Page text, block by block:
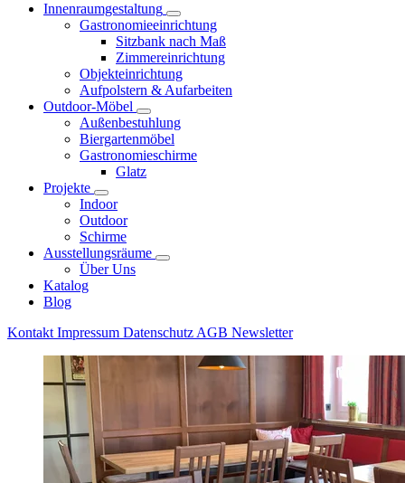
Innenraumgestaltung
Gastronomieeinrichtung
Sitzbank nach Maß
Zimmereinrichtung
Objekteinrichtung
Aufpolstern & Aufarbeiten
Outdoor-Möbel
Außenbestuhlung
Biergartenmöbel
Gastronomieschirme
Glatz
Projekte
Indoor
Outdoor
Schirme
Ausstellungsräume
Über Uns
Katalog
Blog
Kontakt Impressum Datenschutz AGB Newsletter